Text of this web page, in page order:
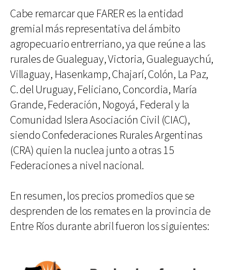
Cabe remarcar que FARER es la entidad
gremial más representativa del ámbito
agropecuario entrerriano, ya que reúne a las
rurales de Gualeguay, Victoria, Gualeguaychú,
Villaguay, Hasenkamp, Chajarí, Colón, La Paz,
C. del Uruguay, Feliciano, Concordia, María
Grande, Federación, Nogoyá, Federal y la
Comunidad Islera Asociación Civil (CIAC),
siendo Confederaciones Rurales Argentinas
(CRA) quien la nuclea junto a otras 15
Federaciones a nivel nacional.
En resumen, los precios promedios que se
desprenden de los remates en la provincia de
Entre Ríos durante abril fueron los siguientes: